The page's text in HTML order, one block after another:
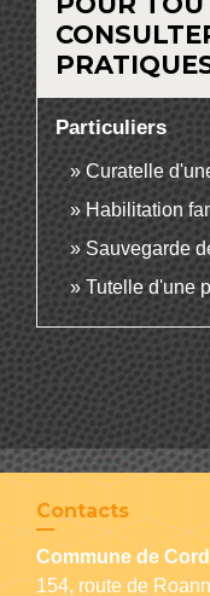
Particuliers
Curatelle
Habilitation
Sauvegarde
Tutelle d'une
Contacts
Commune de
154, route de